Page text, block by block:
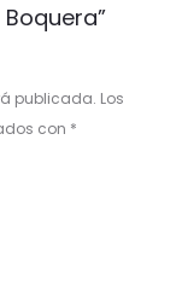
Boquera”
publicada. Los
con *